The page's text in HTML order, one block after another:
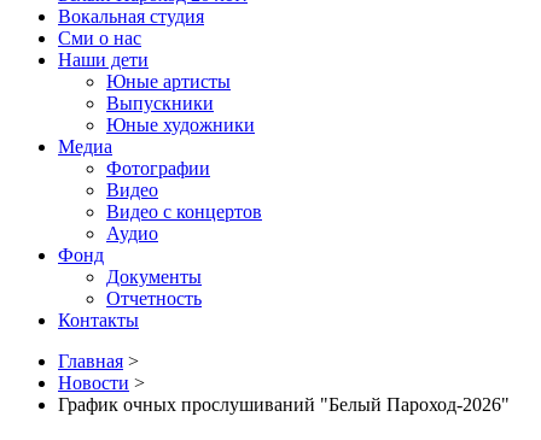
Вокальная студия
Сми о нас
Наши дети
Юные артисты
Выпускники
Юные художники
Медиа
Фотографии
Видео
Видео с концертов
Аудио
Фонд
Документы
Отчетность
Контакты
Главная >
Новости >
График очных прослушиваний "Белый Пароход-2026"